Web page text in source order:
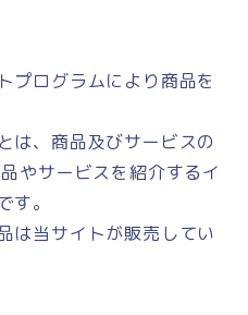
プログラムにより商品を
は、商品及びサービスの
やサービスを紹介するイ
。
は当サイトが販売してい